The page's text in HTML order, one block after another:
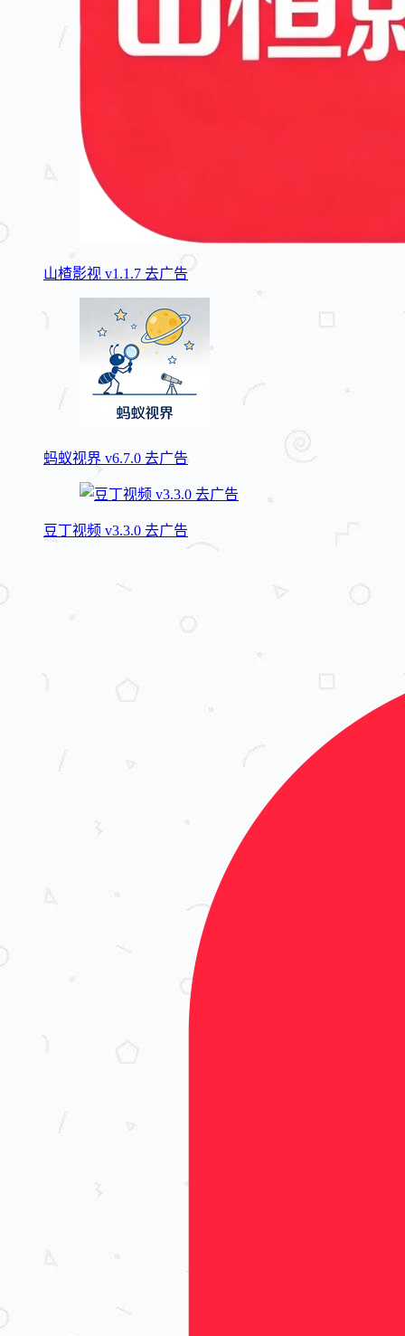
山楂影视 v1.1.7 去广告
蚂蚁视界 v6.7.0 去广告
豆丁视频 v3.3.0 去广告